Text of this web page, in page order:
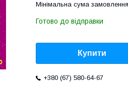
Мінімальна сума
Готово до відправки
Купити
+380 (67) 580-64-67